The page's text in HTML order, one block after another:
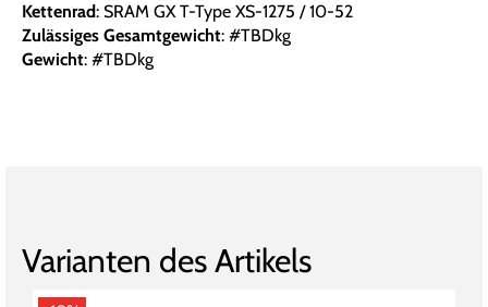
Kettenrad: SRAM GX T-Type XS-1275 / 10-52
Zulässiges Gesamtgewicht: #TBDkg
Gewicht: #TBDkg
Varianten des Artikels